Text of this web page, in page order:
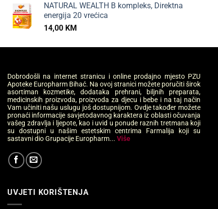
NATURAL WEALTH B kompleks, Direktna
energija 20 vrećica
14,00 KM
Dobrodošli na internet stranicu i online prodajno mjesto PZU
Apoteke Europharm Bihać. Na ovoj stranici možete poručiti širok
asortiman kozmetike, dodataka prehrani, biljnih preparata,
medicinskih proizvoda, proizvoda za djecu i bebe i na taj način
Vam učiniti našu uslugu još dostupnijom. Ovdje također možete
pronaći informacije savjetodavnog karaktera iz oblasti očuvanja
vašeg zdravlja i ljepote, kao i uvid u ponude raznih tretmana koji
su dostupni u našim estetskim centrima Farmalija koji su
sastavni dio Grupacije Europharm... Više
UVJETI KORIŠTENJA